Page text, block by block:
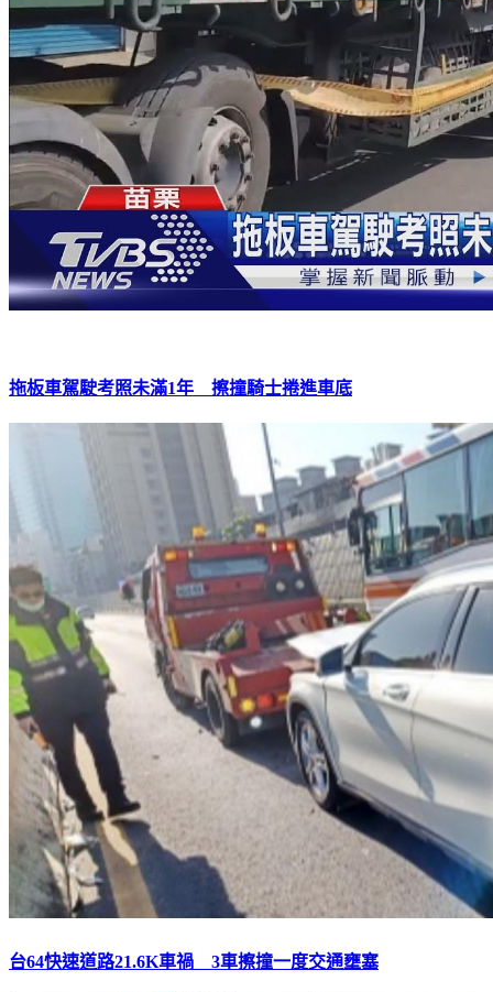
拖板車駕駛考照未滿1年 擦撞騎士捲進車底
台64快速道路21.6K車禍 3車擦撞一度交通壅塞